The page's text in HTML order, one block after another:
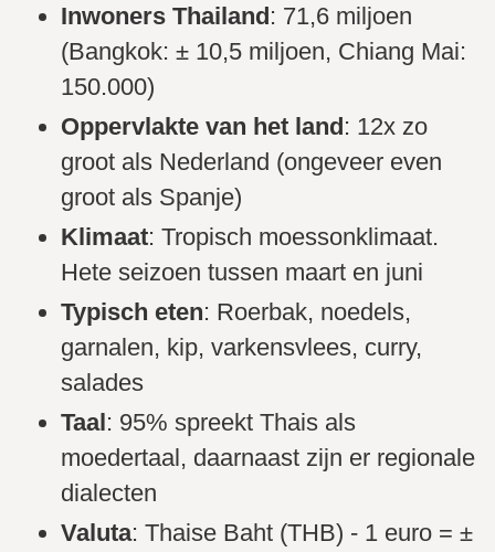
Inwoners Thailand: 71,6 miljoen
(Bangkok: ± 10,5 miljoen, Chiang Mai:
150.000)
Oppervlakte van het land: 12x zo
groot als Nederland (ongeveer even
groot als Spanje)
Klimaat: Tropisch moessonklimaat.
Hete seizoen tussen maart en juni
Typisch eten: Roerbak, noedels,
garnalen, kip, varkensvlees, curry,
salades
Taal: 95% spreekt Thais als
moedertaal, daarnaast zijn er regionale
dialecten
Valuta: Thaise Baht (THB) - 1 euro = ±